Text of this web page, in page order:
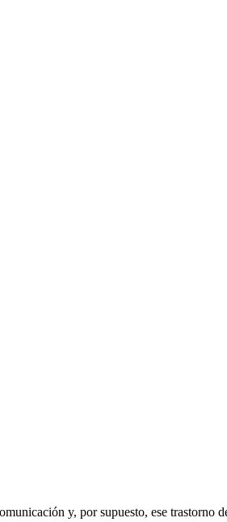
y, por supuesto, ese